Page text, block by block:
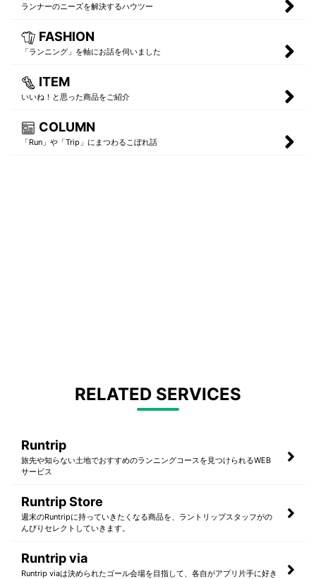
ランナーのニーズを解決するハウツー
FASHION
「ランニング」を軸にお話を伺いました
ITEM
いいね！と思った商品をご紹介
COLUMN
「Run」や「Trip」にまつわるこぼれ話
RELATED SERVICES
Runtrip
旅先や知らない土地でおすすめのランニングコースを見つけられるWEB
サービス
Runtrip Store
週末のRuntripに持っていきたくなる商品を、ラントリップスタッフがの
んびりセレクトしていきます。
Runtrip via
Runtrip viaは決められたゴール会場を目指して、各自がアプリ片手に好き